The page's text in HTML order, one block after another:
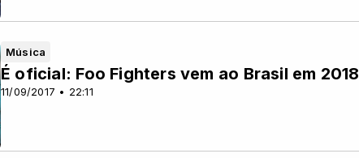
Música
11/09/2017 • 22:11
É oficial: Foo Fighters vem ao Brasil em 2018